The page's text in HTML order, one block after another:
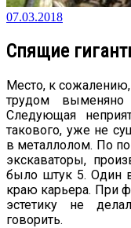
07.03.2018
Спящие
Место, к сожалению,
трудом выменяно
Следующая
такового, уже не
в металлолом. По
экскаваторы,
было штук 5. Один
краю карьера. При
эстетику не
говорить.